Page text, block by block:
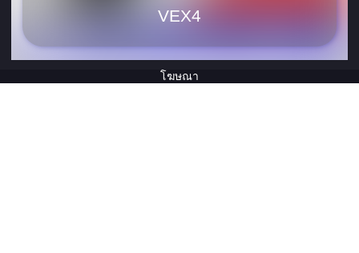
VEX4
โฆษณา